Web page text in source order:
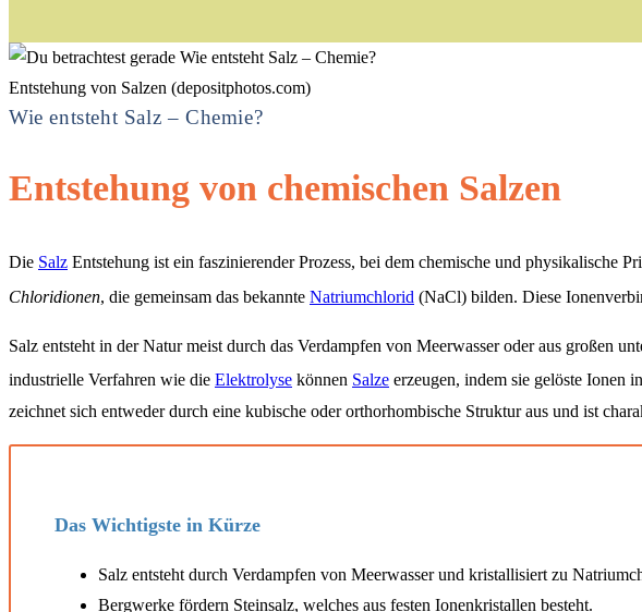
Entstehung von Salzen (depositphotos.com)
Wie entsteht Salz – Chemie?
Entstehung von chemischen Salzen
Die Salz Entstehung ist ein faszinierender Prozess, bei dem chemische und physikalische
Chloridionen, die gemeinsam das bekannte Natriumchlorid (NaCl) bilden. Diese
Salz entsteht in der Natur meist durch das Verdampfen von Meerwasser oder aus großen
industrielle Verfahren wie die Elektrolyse können Salze erzeugen, indem sie gelöste Ionen
zeichnet sich entweder durch eine kubische oder orthorhombische Struktur aus und ist
Das Wichtigste in Kürze
Salz entsteht durch Verdampfen von Meerwasser und kristallisiert zu
Bergwerke fördern Steinsalz, welches aus festen Ionenkristallen besteht.